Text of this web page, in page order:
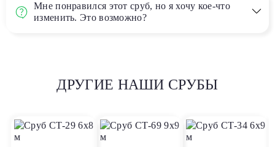
Мне понравился этот сруб, но я хочу кое-что
изменить. Это возможно?
ДРУГИЕ НАШИ СРУБЫ